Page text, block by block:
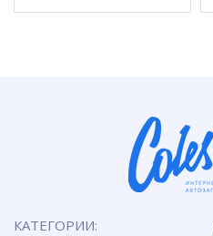
КАТЕГОРИИ: